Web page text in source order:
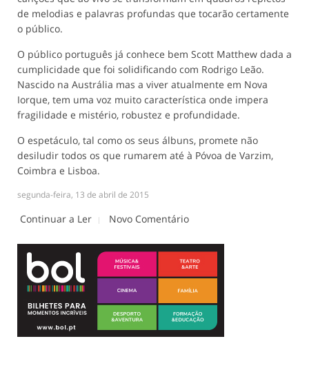
de melodias e palavras profundas que tocarão certamente
o público.
O público português já conhece bem Scott Matthew dada a
cumplicidade que foi solidificando com Rodrigo Leão.
Nascido na Austrália mas a viver atualmente em Nova
Iorque, tem uma voz muito característica onde impera
fragilidade e mistério, robustez e profundidade.
O espetáculo, tal como os seus álbuns, promete não
desiludir todos os que rumarem até à Póvoa de Varzim,
Coimbra e Lisboa.
segunda-feira, 13 de abril de 2015
Continuar a Ler Novo Comentário